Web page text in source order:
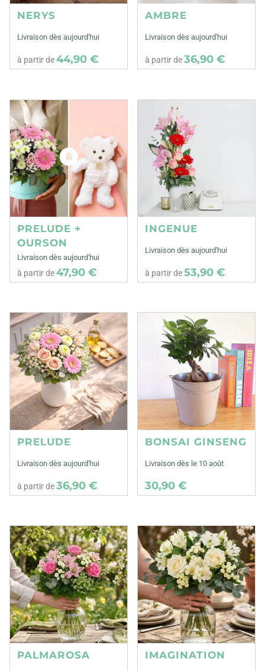
NERYS
Livraison dès aujourd'hui
à partir de44,90 €
AMBRE
Livraison dès aujourd'hui
à partir de36,90 €
PRELUDE +
OURSON
Livraison dès aujourd'hui
à partir de47,90 €
INGENUE
Livraison dès aujourd'hui
à partir de53,90 €
PRELUDE
Livraison dès aujourd'hui
à partir de36,90 €
BONSAI GINSENG
Livraison dès le 10 août
30,90 €
PALMAROSA IMAGINATION